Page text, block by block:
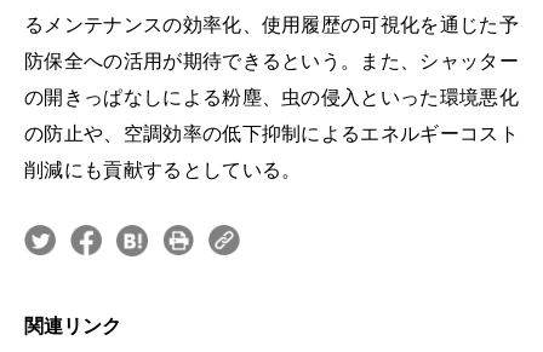
るメンテナンスの効率化、使用履歴の可視化を通じた予
防保全への活用が期待できるという。また、シャッター
の開きっぱなしによる粉塵、虫の侵入といった環境悪化
の防止や、空調効率の低下抑制によるエネルギーコスト
削減にも貢献するとしている。
関連リンク